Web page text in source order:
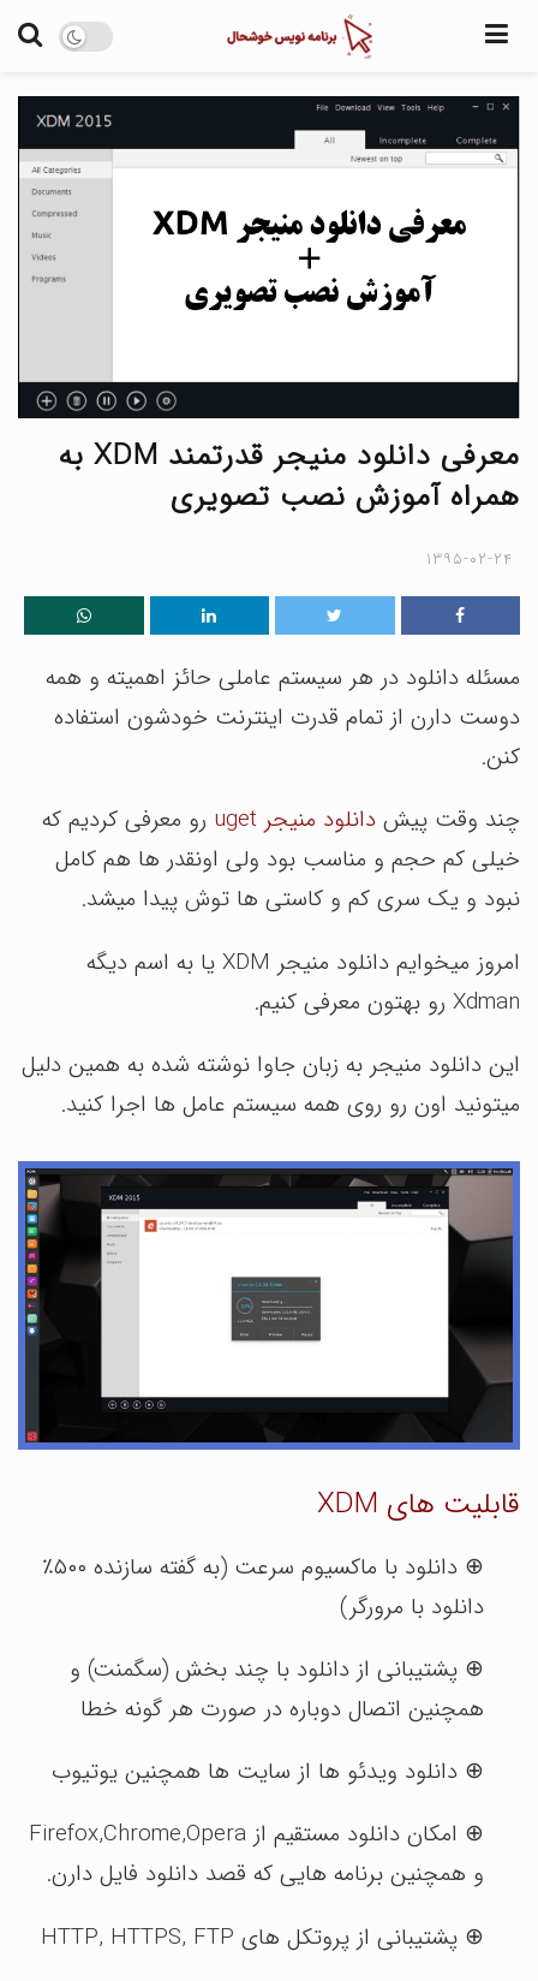
معرفی دانلود منیجر قدرتمند XDM به
همراه آموزش نصب تصویری
۱۳۹۵-۰۲-۲۴
مسئله دانلود در هر سیستم عاملی حائز اهمیته و همه
دوست دارن از تمام قدرت اینترنت خودشون استفاده
کنن.
چند وقت پیش دانلود منیجر uget
رو معرفی کردیم که
خیلی کم حجم و مناسب بود ولی اونقدر ها هم کامل
نبود و یک سری کم و کاستی ها توش پیدا میشد.
امروز میخوایم دانلود منیجر XDM یا به اسم دیگه
Xdman رو بهتون معرفی کنیم.
این دانلود منیجر به زبان جاوا نوشته شده به همین دلیل
میتونید اون رو روی همه سیستم عامل ها اجرا کنید.
قابلیت های XDM
⊕ دانلود با ماکسیوم سرعت (به گفته سازنده ۵۰۰٪
دانلود با مرورگر)
⊕ پشتیبانی از دانلود با چند بخش (سگمنت) و
همچنین اتصال دوباره در صورت هر گونه خطا
⊕ دانلود ویدئو ها از سایت ها همچنین یوتیوب
⊕ امکان دانلود مستقیم از Firefox,Chrome,Opera
و همچنین برنامه هایی که قصد دانلود فایل دارن.
⊕ پشتیبانی از پروتکل های HTTP, HTTPS, FTP
آموزش
نرم افزار
پروژه های